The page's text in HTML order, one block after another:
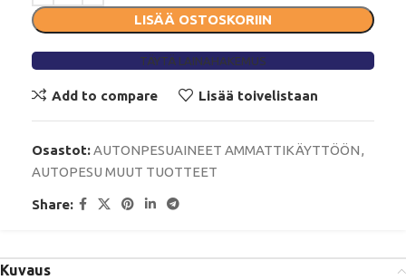
LISÄÄ OSTOSKORIIN
TÄYTÄ LAINAHAKEMUS
Add to compare Lisää toivelistaan
Osastot:AUTONPESUAINEET AMMATTIKÄYTTÖÖN,
AUTOPESU MUUT TUOTTEET
Share:
Kuvaus